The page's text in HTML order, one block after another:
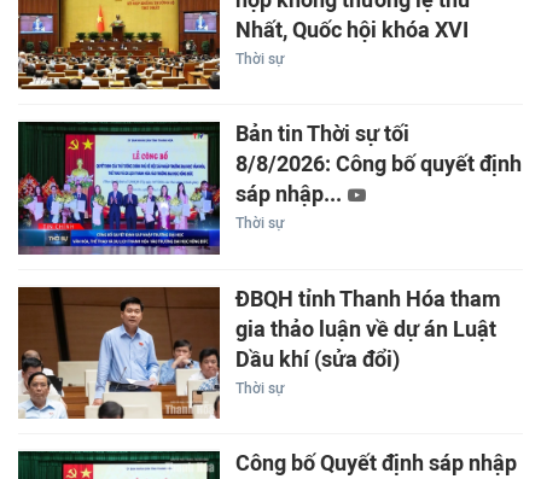
Nhất, Quốc hội khóa XVI
Thời sự
Bản tin Thời sự tối
8/8/2026: Công bố quyết định
sáp nhập...
Thời sự
ĐBQH tỉnh Thanh Hóa tham
gia thảo luận về dự án Luật
Dầu khí (sửa đổi)
Thời sự
Công bố Quyết định sáp nhập